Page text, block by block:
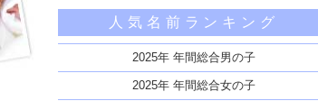
名づけに大事な5つのポイント
命名に親の責任を自覚する
名前は子供への愛情や願いの結晶
苗字とのバランス、読み、発音、覚えやすさ
姓名判断の運勢にこだわりすぎない
人気名前ランキング
2025年 年間総合男の子
2025年 年間総合女の子